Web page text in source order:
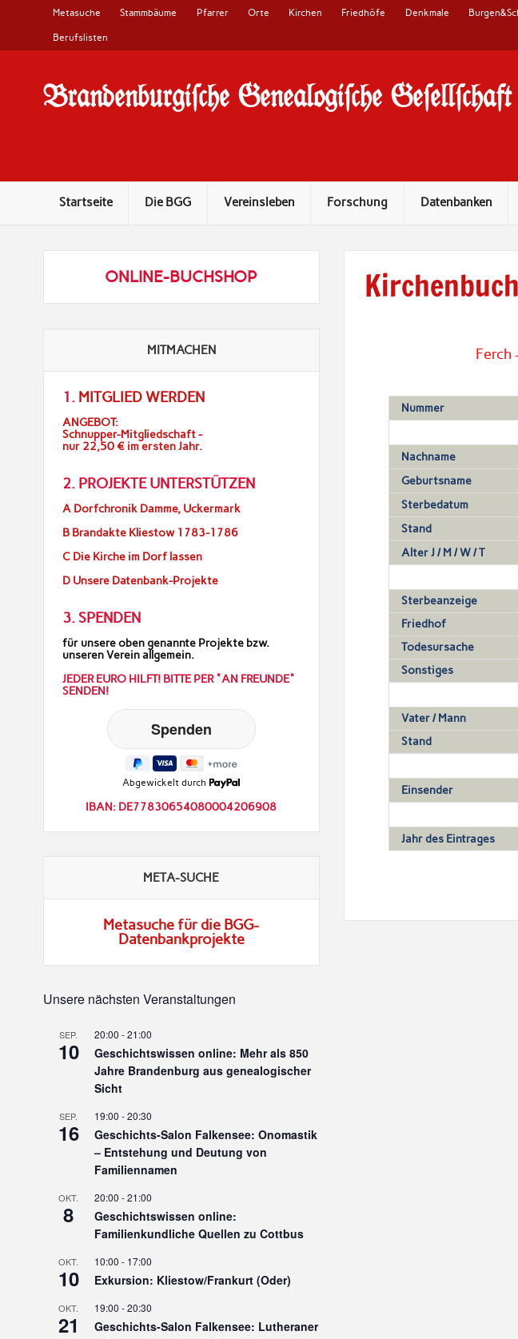
Metasuche Stammbäume Pfarrer Orte Kirchen Friedhöfe Denkmale
Berufslisten
Brandenburgi#che Genealogi#che
Startseite Die BGG Vereinsleben Forschung Datenbanken
Ferch
Nummer
Nachname
Geburtsname
Sterbedatum
Stand
Alter J / M / W / T
Sterbeanzeige
Friedhof
Todesursache
Sonstiges
Vater / Mann
Stand
Einsender
Jahr des Eintrages
ONLINE-BUCHSHOP
MITMACHEN
1. MITGLIED WERDEN
ANGEBOT:
Schnupper-Mitgliedschaft -
nur 22,50 € im ersten Jahr.
2. PROJEKTE UNTERSTÜTZEN
A Dorfchronik Damme, Uckermark
B Brandakte Kliestow 1783-1786
C Die Kirche im Dorf lassen
D Unsere Datenbank-Projekte
3. SPENDEN
für unsere oben genannte Projekte bzw.
unseren Verein allgemein.
JEDER EURO HILFT! BITTE PER "AN FREUNDE"
SENDEN!
Abgewickelt durch
IBAN: DE77830654080004206908
META-SUCHE
Metasuche für die BGG-
Datenbankprojekte
Unsere nächsten Veranstaltungen
SEP.
10
20:00 -21:00
Geschichtswissen online: Mehr als 850
Jahre Brandenburg aus genealogischer
Sicht
SEP.
16
19:00 -20:30
Geschichts-Salon Falkensee: Onomastik
– Entstehung und Deutung von
Familiennamen
OKT.
8
20:00 -21:00
Geschichtswissen online:
Familienkundliche Quellen zu Cottbus
OKT.
10
10:00 - 17:00
Exkursion: Kliestow/Frankurt (Oder)
OKT.
21
19:00 -20:30
Geschichts-Salon Falkensee: Lutheraner